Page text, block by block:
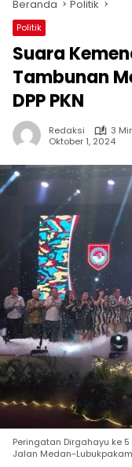
Beranda Politik
Politik
Suara
Tambunan
DPP PKN
Redaksi
3
Oktober 1, 2024
Peringatan Dirgahayu ke
Jalan Medan-